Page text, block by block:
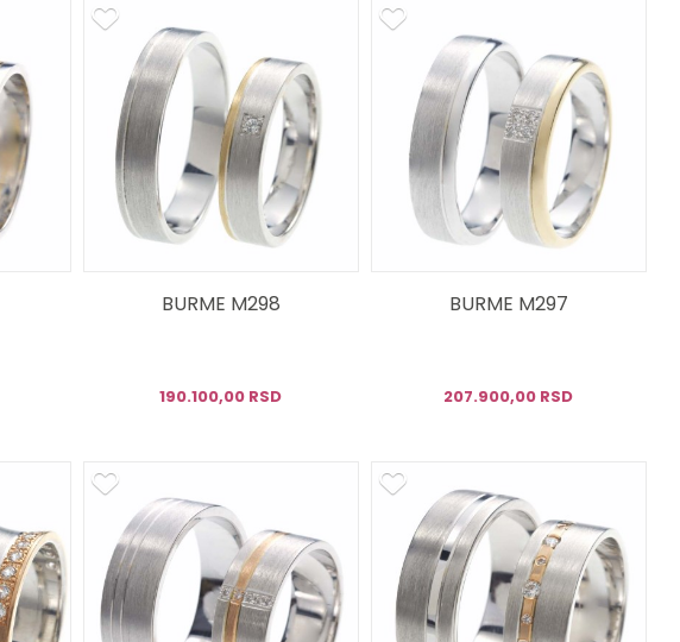
BURME M298
190.100,00 RSD
BURME M297
207.900,00 RSD